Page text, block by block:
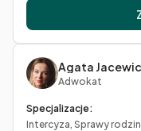
Agata
Adwokat
Specjalizacje:
Intercyza, Sprawy